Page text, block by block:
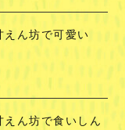
ん坊で可愛い
ん坊で食いしん